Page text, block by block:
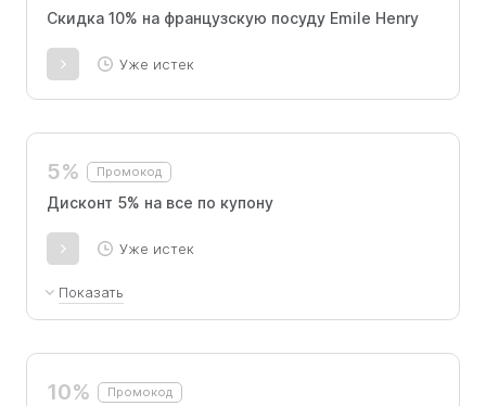
Скидка 10% на французскую посуду Emile Henry
Уже истек
5% Промокод
Дисконт 5% на все по купону
Уже истек
Показать
10% Промокод